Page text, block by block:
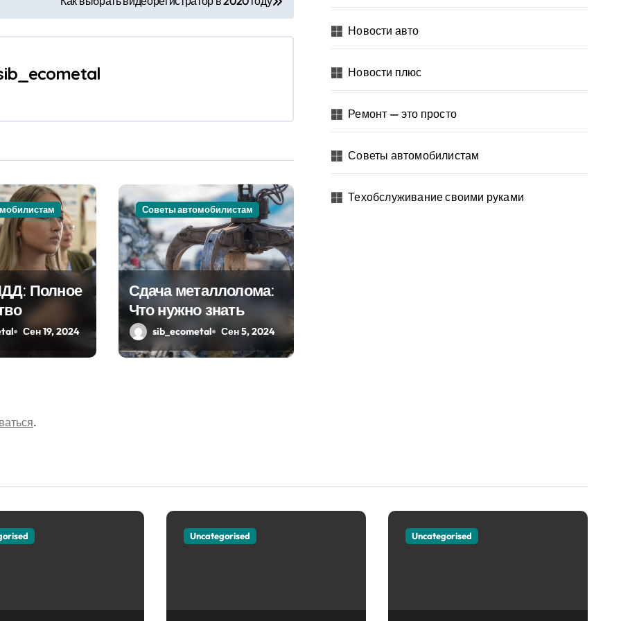
Полное
Сен 19, 2024
Советы автомобилистам
Сдача металлолома:
Что нужно знать
sib_ecometal Сен 5, 2024
.
Новости авто
Новости плюс
Ремонт — это просто
Советы автомобилистам
Техобслуживание своими руками
Uncategorised Uncategorised